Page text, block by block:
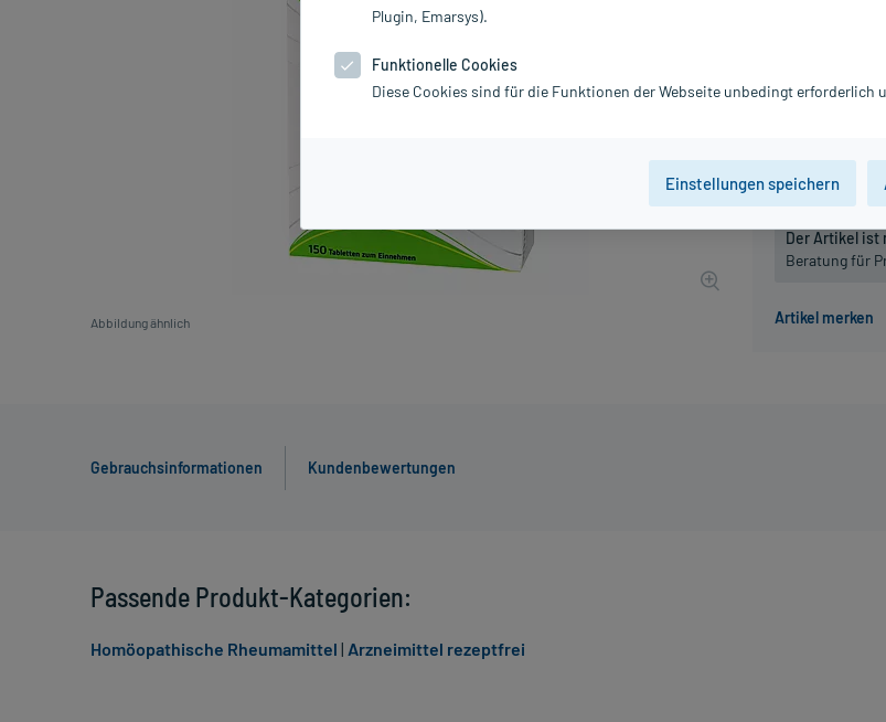
Abbildung ähnlich
50 St
Der Artikel ist
Beratung für
Gebrauchsinformationen Kundenbewertungen
Passende Produkt-Kategorien:
Homöopathische Rheumamittel | Arzneimittel rezeptfrei
Plugin, Emarsys).
Funktionelle Cookies
Diese Cookies sind für die Funktionen der Webseite unbedingt erforderlich
Einstellungen speichern